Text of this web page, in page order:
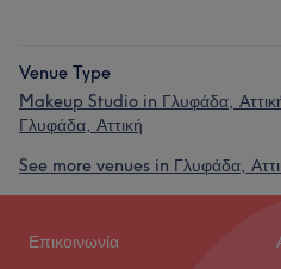
Venue Type
Makeup Studio in Γλυφάδα,
Γλυφάδα, Αττική
See more venues in Γλυφάδα,
Επικοινωνία